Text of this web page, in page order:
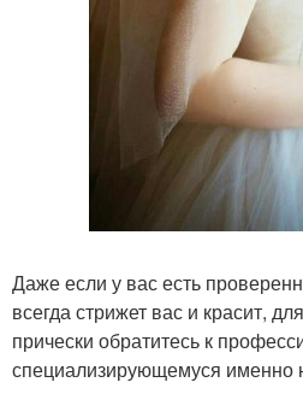
Даже если у вас есть
всегда стрижет вас и красит,
прически обратитесь к
специализирующемуся именно